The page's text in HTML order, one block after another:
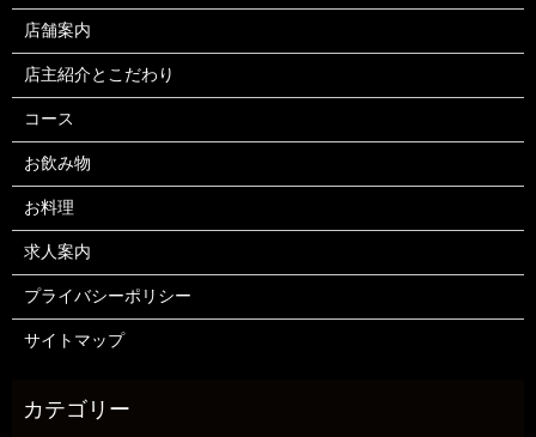
店舗案内
店主紹介とこだわり
コース
お飲み物
お料理
求人案内
プライバシーポリシー
サイトマップ